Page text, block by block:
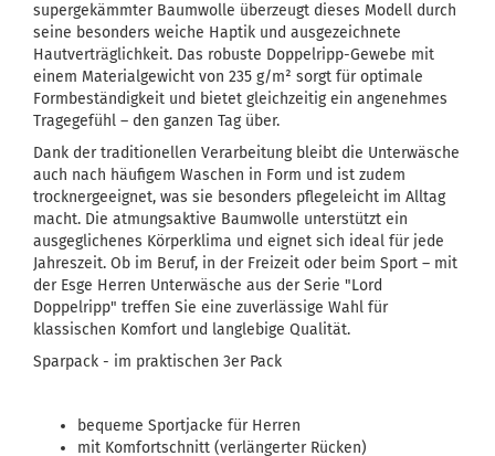
supergekämmter Baumwolle überzeugt dieses Modell durch
seine besonders weiche Haptik und ausgezeichnete
Hautverträglichkeit. Das robuste Doppelripp-Gewebe mit
einem Materialgewicht von 235 g/m² sorgt für optimale
Formbeständigkeit und bietet gleichzeitig ein angenehmes
Tragegefühl – den ganzen Tag über.
Dank der traditionellen Verarbeitung bleibt die Unterwäsche
auch nach häufigem Waschen in Form und ist zudem
trocknergeeignet, was sie besonders pflegeleicht im Alltag
macht. Die atmungsaktive Baumwolle unterstützt ein
ausgeglichenes Körperklima und eignet sich ideal für jede
Jahreszeit. Ob im Beruf, in der Freizeit oder beim Sport – mit
der Esge Herren Unterwäsche aus der Serie "Lord
Doppelripp" treffen Sie eine zuverlässige Wahl für
klassischen Komfort und langlebige Qualität.
Sparpack - im praktischen 3er Pack
bequeme Sportjacke für Herren
mit Komfortschnitt (verlängerter Rücken)